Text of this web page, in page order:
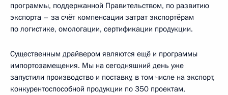
программы, поддержанной Правительством, по развитию
экспорта – за счёт компенсации затрат экспортёрам
по логистике, омологации, сертификации продукции.
Существенным драйвером являются ещё и программы
импортозамещения. Мы на сегодняшний день уже
запустили производство и поставку, в том числе на экспорт,
конкурентоспособной продукции по 350 проектам,